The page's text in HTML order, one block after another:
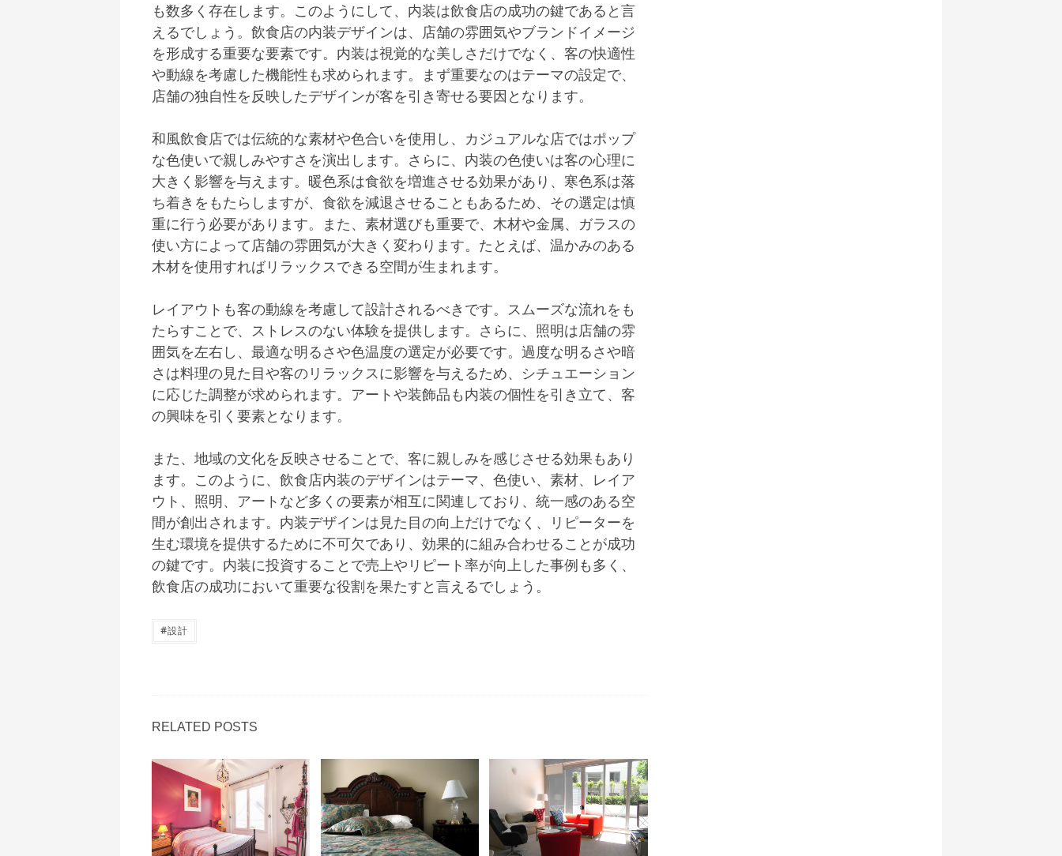
も数多く存在します。このようにして、内装は飲食店の成功の鍵であると言
えるでしょう。飲食店の内装デザインは、店舗の雰囲気やブランドイメージ
を形成する重要な要素です。内装は視覚的な美しさだけでなく、客の快適性
や動線を考慮した機能性も求められます。まず重要なのはテーマの設定で、
店舗の独自性を反映したデザインが客を引き寄せる要因となります。
和風飲食店では伝統的な素材や色合いを使用し、カジュアルな店ではポップ
な色使いで親しみやすさを演出します。さらに、内装の色使いは客の心理に
大きく影響を与えます。暖色系は食欲を増進させる効果があり、寒色系は落
ち着きをもたらしますが、食欲を減退させることもあるため、その選定は慎
重に行う必要があります。また、素材選びも重要で、木材や金属、ガラスの
使い方によって店舗の雰囲気が大きく変わります。たとえば、温かみのある
木材を使用すればリラックスできる空間が生まれます。
レイアウトも客の動線を考慮して設計されるべきです。スムーズな流れをも
たらすことで、ストレスのない体験を提供します。さらに、照明は店舗の雰
囲気を左右し、最適な明るさや色温度の選定が必要です。過度な明るさや暗
さは料理の見た目や客のリラックスに影響を与えるため、シチュエーション
に応じた調整が求められます。アートや装飾品も内装の個性を引き立て、客
の興味を引く要素となります。
また、地域の文化を反映させることで、客に親しみを感じさせる効果もあり
ます。このように、飲食店内装のデザインはテーマ、色使い、素材、レイア
ウト、照明、アートなど多くの要素が相互に関連しており、統一感のある空
間が創出されます。内装デザインは見た目の向上だけでなく、リピーターを
生む環境を提供するために不可欠であり、効果的に組み合わせることが成功
の鍵です。内装に投資することで売上やリピート率が向上した事例も多く、
飲食店の成功において重要な役割を果たすと言えるでしょう。
#設計
RELATED POSTS